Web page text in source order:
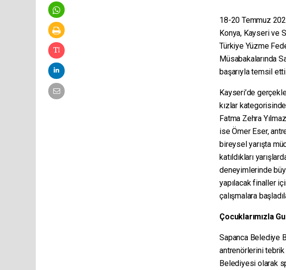
18-20 Temmuz
Konya, Kayseri ve
Türkiye Yüzme
Müsabakalarında
başarıyla temsil etti.
Kayseri’de
kızlar
Fatma Zehra
ise Ömer Eser,
bireysel yarışta
katıldıkları
deneyimlerinde
yapılacak finaller
çalışmalara
Çocuklarımızla
Sapanca Belediye
antrenörlerini
Belediyesi olarak